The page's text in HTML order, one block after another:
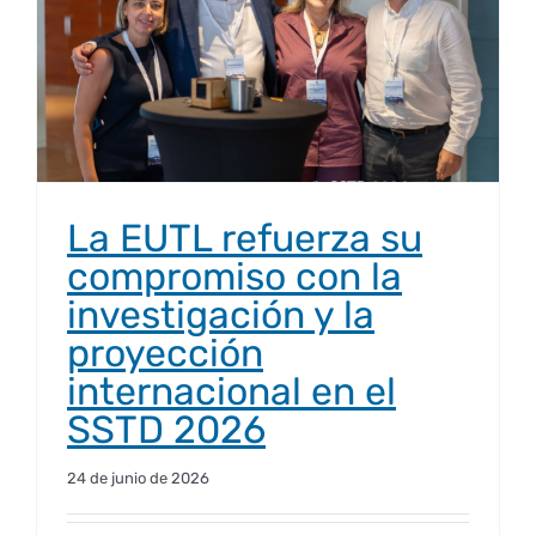
La EUTL refuerza su
compromiso con la
investigación y la
proyección
internacional en el
SSTD 2026
24 de junio de 2026